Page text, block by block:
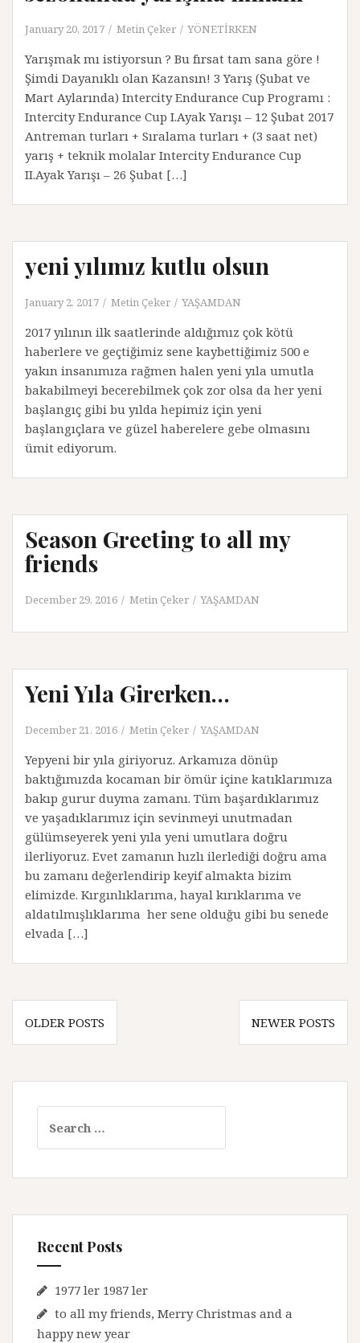
January 20, 2017 Metin Çeker YÖNETİRKEN
Yarışmak mı istiyorsun ? Bu fırsat tam sana göre !
Şimdi Dayanıklı olan Kazansın! 3 Yarış (Şubat ve
Mart Aylarında) Intercity Endurance Cup Programı :
Intercity Endurance Cup I.Ayak Yarışı – 12 Şubat 2017
Antreman turları + Sıralama turları + (3 saat net)
yarış + teknik molalar Intercity Endurance Cup
II.Ayak Yarışı – 26 Şubat […]
yeni yılımız kutlu olsun
January 2, 2017 Metin Çeker YAŞAMDAN
2017 yılının ilk saatlerinde aldığımız çok kötü
haberlere ve geçtiğimiz sene kaybettiğimiz 500 e
yakın insanımıza rağmen halen yeni yıla umutla
bakabilmeyi becerebilmek çok zor olsa da her yeni
başlangıç gibi bu yılda hepimiz için yeni
başlangıçlara ve güzel haberelere gebe olmasını
ümit ediyorum.
Season Greeting to all my
friends
December 29, 2016 Metin Çeker YAŞAMDAN
Yeni Yıla Girerken…
December 21, 2016 Metin Çeker YAŞAMDAN
Yepyeni bir yıla giriyoruz. Arkamıza dönüp
baktığımızda kocaman bir ömür içine katıklarımıza
bakıp gurur duyma zamanı. Tüm başardıklarımız
ve yaşadıklarımız için sevinmeyi unutmadan
gülümseyerek yeni yıla yeni umutlara doğru
ilerliyoruz. Evet zamanın hızlı ilerlediği doğru ama
bu zamanı değerlendirip keyif almakta bizim
elimizde. Kırgınlıklarıma, hayal kırıklarıma ve
aldatılmışlıklarıma her sene olduğu gibi bu senede
elvada […]
P
s
a
v
OLDER POSTS NEWER POSTS
a
r
h
o
r
:
Recent Posts
1977 ler 1987 ler
to all my friends, Merry Christmas and a
happy new year